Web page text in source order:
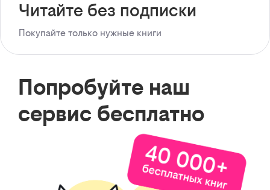
Читайте без подписки
Покупайте только нужные книги
Попробуйте наш
сервис бесплатно